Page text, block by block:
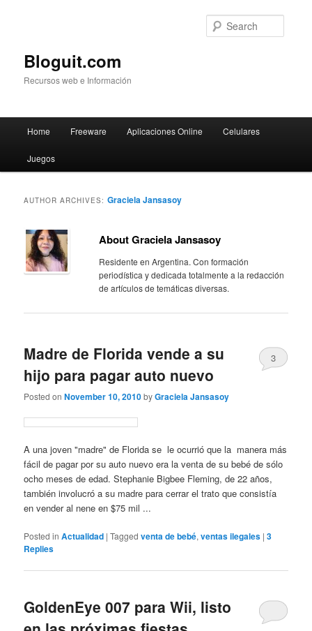
Bloguit.com
Recursos web e Información
Skip
to
Skip
to
Home Freeware Aplicaciones Online Celulares
Juegos
AUTHOR ARCHIVES:Graciela Jansasoy
About Graciela Jansasoy
Residente en Argentina. Con formación
periodística y dedicada totalmente a la redacción
de artículos de temáticas diversas.
Madre de Florida vende a su
hijo para pagar auto nuevo
Posted onNovember 10, 2010byGraciela Jansasoy
3
A una joven "madre" de Florida se le ocurrió que la manera más
fácil de pagar por su auto nuevo era la venta de su bebé de sólo
ocho meses de edad. Stephanie Bigbee Fleming, de 22 años,
también involucró a su madre para cerrar el trato que consistía
en vender al nene en $75 mil ...
Posted in Actualidad |Tagged venta de bebé,ventas ilegales |3
Replies
GoldenEye 007 para Wii, listo